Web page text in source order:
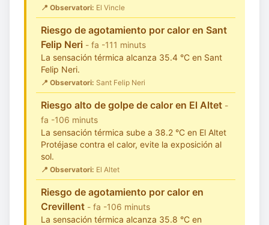
📍 Observatori: El Vincle
Riesgo de agotamiento por calor en Sant
Felip Neri - fa -111 minuts
La sensación térmica alcanza 35.4 °C en Sant
Felip Neri.
📍 Observatori: Sant Felip Neri
Riesgo alto de golpe de calor en El Altet -
fa -106 minuts
La sensación térmica sube a 38.2 °C en El Altet
Protéjase contra el calor, evite la exposición al
sol.
📍 Observatori: El Altet
Riesgo de agotamiento por calor en
Crevillent - fa -106 minuts
La sensación térmica alcanza 35.8 °C en